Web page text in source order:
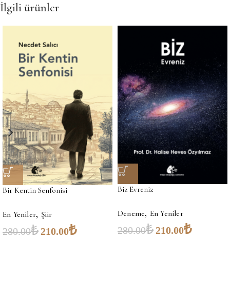
İlgili ürünler
Bir Kentin Senfonisi
En Yeniler, Şiir
280.00₺210.00₺
Biz Evreniz
Deneme, En Yeniler
280.00₺210.00₺